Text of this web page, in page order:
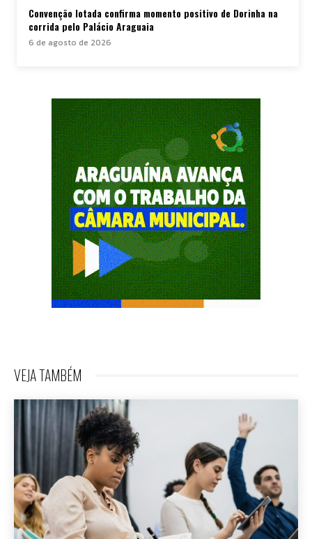
Convenção lotada confirma momento positivo de Dorinha na
corrida pelo Palácio Araguaia
6 de agosto de 2026
VEJA TAMBÉM